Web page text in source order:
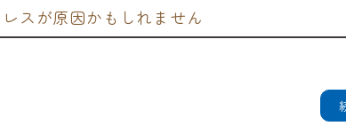
スが原因かもしれません